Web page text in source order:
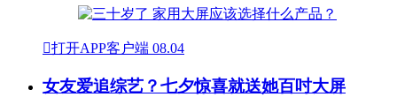
打开APP客户端 08.04
女友爱追综艺？七夕惊喜就送她百吋大屏